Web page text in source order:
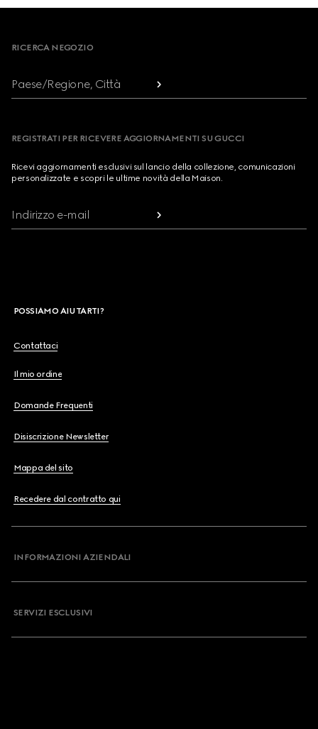
RICERCA NEGOZIO
Paese/Regione, Città
REGISTRATI PER RICEVERE AGGIORNAMENTI SU GUCCI
Ricevi aggiornamenti esclusivi sul lancio della collezione, comunicazioni
personalizzate e scopri le ultime novità della Maison.
Indirizzo e-mail
POSSIAMO AIUTARTI?
Contattaci
Il mio ordine
Domande Frequenti
Disiscrizione Newsletter
Mappa del sito
Recedere dal contratto qui
INFORMAZIONI AZIENDALI
SERVIZI ESCLUSIVI